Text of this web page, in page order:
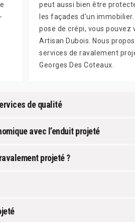
peut aussi bien être
les façades d’un
pose de crépi, vous pouvez
Artisan Dubois. Nous
services de ravalement
Georges Des Coteaux.
de qualité
avec l’enduit projeté
projeté ?